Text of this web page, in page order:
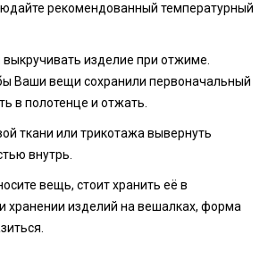
рекомендованный температурный
выкручивать изделие при отжиме.
Ваши вещи сохранили первоначальный
в полотенце и отжать.
ткани или трикотажа вывернуть
внутрь.
вещь, стоит хранить её в
хранении изделий на вешалках, форма